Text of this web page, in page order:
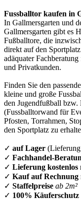
Fussballtor kaufen in
In Gallmersgarten und
Gallmersgarten gibt es
Fußballtore, die
direkt auf den
adäquater
und Privatkunden.
Finden Sie den
kleine und große
den Jugendfußball
(Fussballtorwand für
Pfosten, Torrahmen,
den Sportplatz zu
✓ auf Lager
✓ Fachhandel-
✓ Lieferung kostenlos
✓ Kauf auf Rechnung
✓ Staffelpreise ab 2m²
✓ 100% Käuferschutz